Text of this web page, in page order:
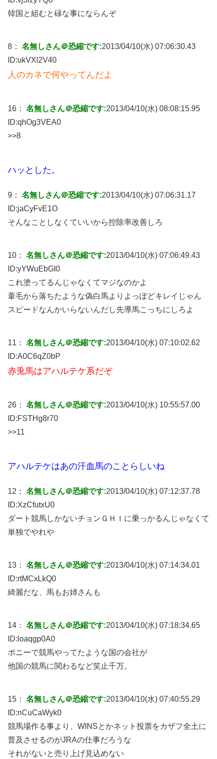
韓国と組むと碌な事にならんぞ
8： 名無しさん＠恐縮です:2013/04/10(水) 07:06:30.43
ID:ukVXl2V40
人のカネで何やってんだよ
16： 名無しさん＠恐縮です:2013/04/10(水) 08:08:15.95
ID:qhOg3VEA0
>>8
ハッとした。
9： 名無しさん＠恐縮です:2013/04/10(水) 07:06:31.17
ID:jaCyFvE1O
そんなことしなくていいから控除率改善しろ
10： 名無しさん＠恐縮です:2013/04/10(水) 07:06:49.43
ID:yYWuEbGI0
これ塗ってるんじゃなくてマジなのかよ
葦毛から落ちたような偽白馬よりよっぽどキレイじゃん
スピードなんかいらないんだし先導馬こっちにしろよ
11： 名無しさん＠恐縮です:2013/04/10(水) 07:10:02.62
ID:A0C6qZ0bP
赤兎馬はアハルテケ系だぞ
26： 名無しさん＠恐縮です:2013/04/10(水) 10:55:57.00
ID:FSTHg8r70
>>11
アハルテケはあの汗血馬のことらしいね
12： 名無しさん＠恐縮です:2013/04/10(水) 07:12:37.78
ID:XzCfutxU0
ダート競馬しかないチョンＧＨＩに乗っかるんじゃなくて
単独でやれや
13： 名無しさん＠恐縮です:2013/04/10(水) 07:14:34.01
ID:rtMCxLkQ0
綺麗だな、馬もお姉さんも
14： 名無しさん＠恐縮です:2013/04/10(水) 07:18:34.65
ID: loaqgp0A0
ポニーで競馬やってたような国の会社が
他国の競馬に関わるなど笑止千万。
15： 名無しさん＠恐縮です:2013/04/10(水) 07:40:55.29
ID:nCuCaWyk0
競馬場作る事より、WINSとかネット投票をカザフ全土に
普及させるのがJRAの仕事だろうな
それがないと売り上げ見込めない